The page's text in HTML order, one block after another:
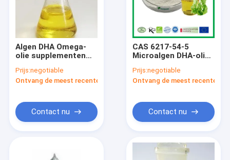
Algen DHA Omega-
olie supplementen
voedsel
gecertificeerd
Prijs:negotiable
Ontvang de meest recente Prijs
Contact nu
CAS 6217-54-5
Microalgen DHA-olie
poeder Omega 3
Prijs:negotiable
Ontvang de meest recente
Contact nu